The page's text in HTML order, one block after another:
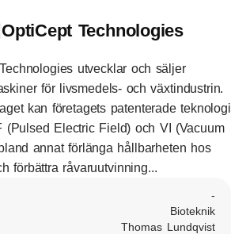
OptiCept Technologies
utvecklar och säljer
för livsmedels- och växtindustrin.
kan företagets patenterade teknologi
(Pulsed Electric Field) och VI (Vacuum
annat förlänga hållbarheten hos
förbättra råvaruutvinning...
-
Bioteknik
Thomas Lundqvist